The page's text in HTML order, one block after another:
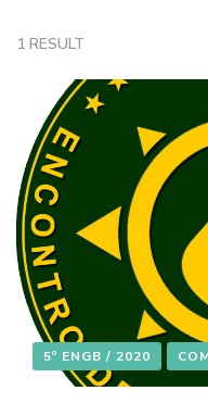
1 RESULT
5º ENGB / 2020